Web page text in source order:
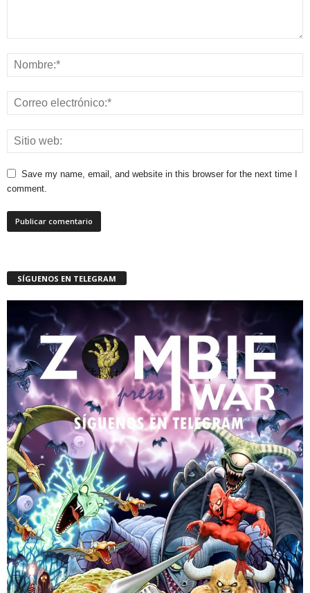
Save my name, email, and website in this browser for the next time I
comment.
SÍGUENOS EN TELEGRAM